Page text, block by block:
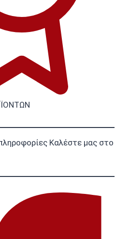
Καλέστε μας στο